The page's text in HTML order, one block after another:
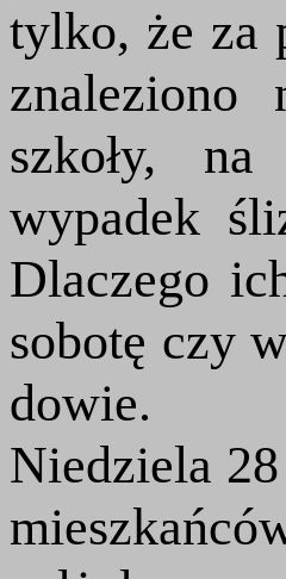
tylko, że za
znaleziono
szkoły,
wypadek
Dlaczego
sobotę czy
dowie.
Niedziela